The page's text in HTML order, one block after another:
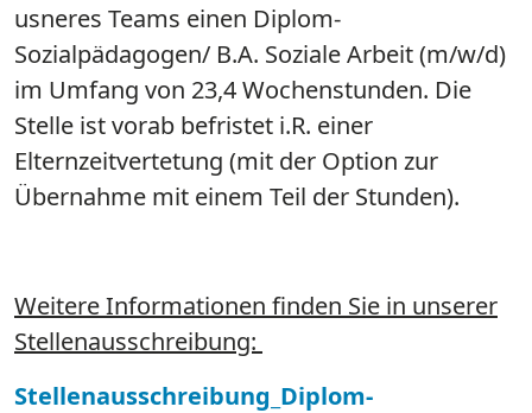
usneres Teams einen Diplom-
Sozialpädagogen/ B.A. Soziale Arbeit (m/w/d)
im Umfang von 23,4 Wochenstunden. Die
Stelle ist vorab befristet i.R. einer
Elternzeitvertetung (mit der Option zur
Übernahme mit einem Teil der Stunden).
Weitere Informationen finden Sie in unserer
Stellenausschreibung:
Stellenausschreibung_Diplom-